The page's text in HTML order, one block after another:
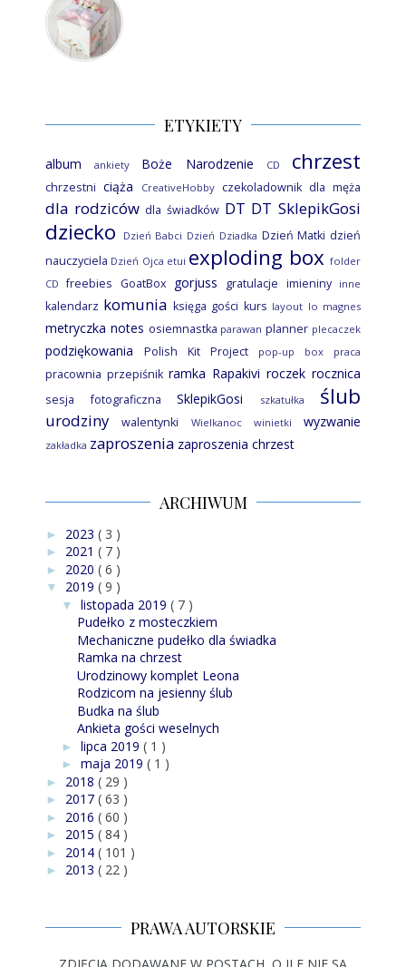
ETYKIETY
album ankiety Boże Narodzenie CD chrzest
chrzestni ciąża CreativeHobby czekoladownik dla męża
dla rodziców dla świadków DT DT SklepikGosi
dziecko Dzień Babci Dzień Dziadka Dzień Matki dzień
nauczyciela Dzień Ojca etui exploding box folder
CD
freebies GoatBox gorjuss gratulacje imieniny inne
kalendarz komunia księga gości kurs layout lo magnes
metryczka notes osiemnastka parawan planner plecaczek
podziękowania Polish Kit Project pop-up box praca
pracownia przepiśnik ramka Rapakivi roczek rocznica
sesja fotograficzna SklepikGosi szkatułka ślub
urodziny walentynki Wielkanoc winietki wyzwanie
zakładka zaproszenia zaproszenia chrzest
ARCHIWUM
► 2023 ( 3 )
► 2021 ( 7 )
► 2020 ( 6 )
▼ 2019 ( 9 )
▼ listopada 2019 ( 7 )
Pudełko z mosteczkiem
Mechaniczne pudełko dla świadka
Ramka na chrzest
Urodzinowy komplet Leona
Rodzicom na jesienny ślub
Budka na ślub
Ankieta gości weselnych
► lipca 2019 ( 1 )
► maja 2019 ( 1 )
► 2018 ( 29 )
► 2017 ( 63 )
► 2016 ( 60 )
► 2015 ( 84 )
► 2014 ( 101 )
► 2013 ( 22 )
PRAWA AUTORSKIE
ZDJĘCIA DODAWANE W POSTACH, O ILE NIE SĄ